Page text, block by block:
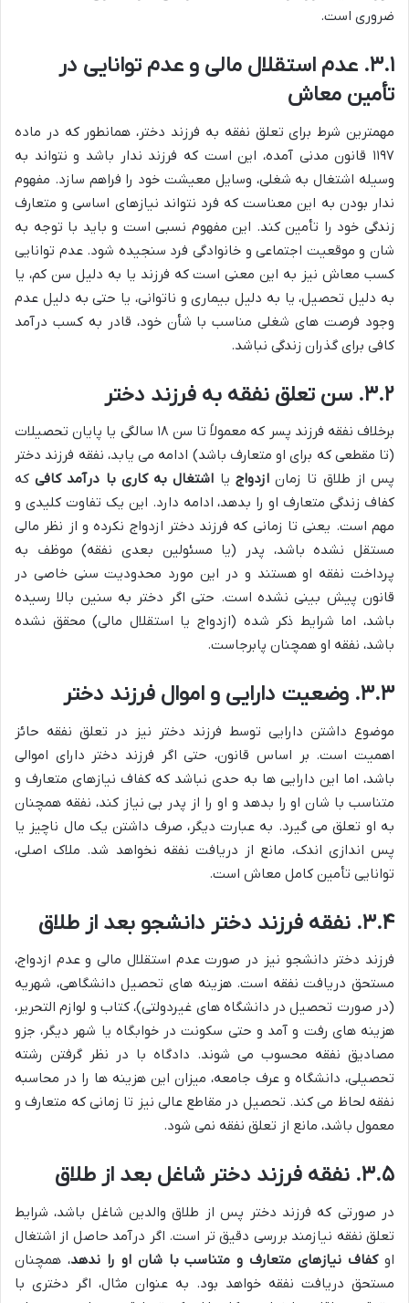
ضروری است.
۳.۱. عدم استقلال مالی و عدم توانایی در
تأمین معاش
مهمترین شرط برای تعلق نفقه به فرزند دختر، همانطور که در ماده
۱۱۹۷ قانون مدنی آمده، این است که فرزند ندار باشد و نتواند به
وسیله اشتغال به شغلی، وسایل معیشت خود را فراهم سازد. مفهوم
ندار بودن به این معناست که فرد نتواند نیازهای اساسی و متعارف
زندگی خود را تأمین کند. این مفهوم نسبی است و باید با توجه به
شان و موقعیت اجتماعی و خانوادگی فرد سنجیده شود. عدم توانایی
کسب معاش نیز به این معنی است که فرزند یا به دلیل سن کم، یا
به دلیل تحصیل، یا به دلیل بیماری و ناتوانی، یا حتی به دلیل عدم
وجود فرصت های شغلی مناسب با شأن خود، قادر به کسب درآمد
کافی برای گذران زندگی نباشد.
۳.۲. سن تعلق نفقه به فرزند دختر
برخلاف نفقه فرزند پسر که معمولاً تا سن ۱۸ سالگی یا پایان تحصیلات
(تا مقطعی که برای او متعارف باشد) ادامه می یابد، نفقه فرزند دختر
پس از طلاق تا زمانازدواج یا اشتغال به کاری با درآمد کافیکه
کفاف زندگی متعارف او را بدهد، ادامه دارد. این یک تفاوت کلیدی و
مهم است. یعنی تا زمانی که فرزند دختر ازدواج نکرده و از نظر مالی
مستقل نشده باشد، پدر (یا مسئولین بعدی نفقه) موظف به
پرداخت نفقه او هستند و در این مورد محدودیت سنی خاصی در
قانون پیش بینی نشده است. حتی اگر دختر به سنین بالا رسیده
باشد، اما شرایط ذکر شده (ازدواج یا استقلال مالی) محقق نشده
باشد، نفقه او همچنان پابرجاست.
۳.۳. وضعیت دارایی و اموال فرزند دختر
موضوع داشتن دارایی توسط فرزند دختر نیز در تعلق نفقه حائز
اهمیت است. بر اساس قانون، حتی اگر فرزند دختر دارای اموالی
باشد، اما این دارایی ها به حدی نباشد که کفاف نیازهای متعارف و
متناسب با شان او را بدهد و او را از پدر بی نیاز کند، نفقه همچنان
به او تعلق می گیرد. به عبارت دیگر، صرف داشتن یک مال ناچیز یا
پس اندازی اندک، مانع از دریافت نفقه نخواهد شد. ملاک اصلی،
توانایی تأمین کامل معاش است.
۳.۴. نفقه فرزند دختر دانشجو بعد از طلاق
فرزند دختر دانشجو نیز در صورت عدم استقلال مالی و عدم ازدواج،
مستحق دریافت نفقه است. هزینه های تحصیل دانشگاهی، شهریه
(در صورت تحصیل در دانشگاه های غیردولتی)، کتاب و لوازم التحریر،
هزینه های رفت و آمد و حتی سکونت در خوابگاه یا شهر دیگر، جزو
مصادیق نفقه محسوب می شوند. دادگاه با در نظر گرفتن رشته
تحصیلی، دانشگاه و عرف جامعه، میزان این هزینه ها را در محاسبه
نفقه لحاظ می کند. تحصیل در مقاطع عالی نیز تا زمانی که متعارف و
معمول باشد، مانع از تعلق نفقه نمی شود.
۳.۵. نفقه فرزند دختر شاغل بعد از طلاق
در صورتی که فرزند دختر پس از طلاق والدین شاغل باشد، شرایط
تعلق نفقه نیازمند بررسی دقیق تر است. اگر درآمد حاصل از اشتغال
اوکفاف نیازهای متعارف و متناسب با شان او را ندهد، همچنان
مستحق دریافت نفقه خواهد بود. به عنوان مثال، اگر دختری با